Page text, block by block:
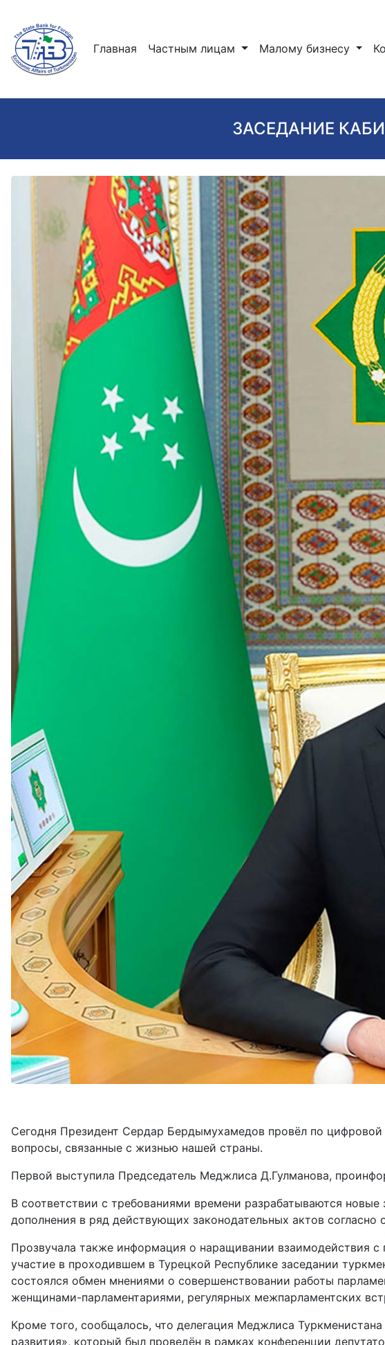
Главная (current)
Частным лицам Малому бизнесу
ЗАСЕДАНИЕ
Сегодня Президент Сердар Бердымухамедов провёл по
­вопросы, связанные с жизнью нашей страны.
Первой выступила Председатель Меджлиса Д.Гулманова,
В соответствии с требованиями времени разрабатываются
дополнения в ряд действующих законодательных актов
Прозвучала также информация о наращивании взаимодействия
участие в проходившем в Турецкой Республике заседании
состоялся обмен мнениями о совершенствовании работы
женщинами-парламентариями, регулярных межпарламентских
Кроме того, сообщалось, что делегация Меджлиса
развития», который был проведён в рамках конференции